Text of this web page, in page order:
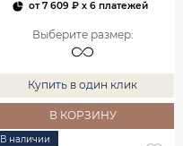
от7 609 ₽x 6 платежей
Выберите размер:
Купить в один клик
В КОРЗИНУ
В наличии